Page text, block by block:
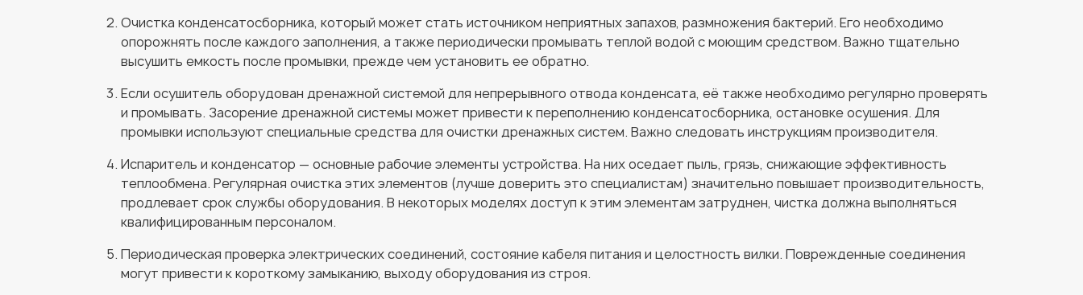
Очистка конденсатосборника, который может стать источником неприятных запахов, размножения бактерий. Его необходимо
опорожнять после каждого заполнения, а также периодически промывать теплой водой с моющим средством. Важно тщательно
высушить емкость после промывки, прежде чем установить ее обратно.
Если осушитель оборудован дренажной системой для непрерывного отвода конденсата, её также необходимо регулярно проверять
и промывать. Засорение дренажной системы может привести к переполнению конденсатосборника, остановке осушения. Для
промывки используют специальные средства для очистки дренажных систем. Важно следовать инструкциям производителя.
Испаритель и конденсатор — основные рабочие элементы устройства. На них оседает пыль, грязь, снижающие эффективность
теплообмена. Регулярная очистка этих элементов (лучше доверить это специалистам) значительно повышает производительность,
продлевает срок службы оборудования. В некоторых моделях доступ к этим элементам затруднен, чистка должна выполняться
квалифицированным персоналом.
Периодическая проверка электрических соединений, состояние кабеля питания и целостность вилки. Поврежденные соединения
могут привести к короткому замыканию, выходу оборудования из строя.